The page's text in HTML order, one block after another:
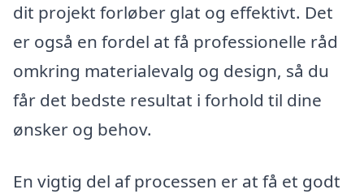
dit projekt forløber glat og effektivt. Det
er også en fordel at få professionelle råd
omkring materialevalg og design, så du
får det bedste resultat i forhold til dine
ønsker og behov.
En vigtig del af processen er at få et godt